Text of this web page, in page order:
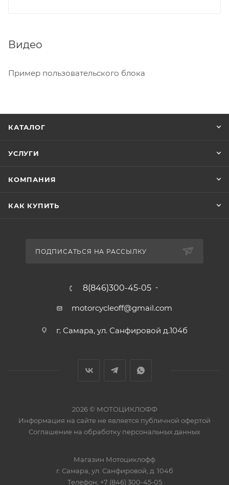
Видео
Пример пользовательского блока
КАТАЛОГ
УСЛУГИ
КОМПАНИЯ
КАК КУПИТЬ
ПОДПИСАТЬСЯ НА РАССЫЛКУ
8(846)300-45-05
motorcycleoff@gmail.com
г. Самара, ул. Санфировой д.104б
2026 © МОТОЦИКЛОФФ
Информация на сайте не является публичной офертой
Соглашение на обработку персональных данных
Магазин Мотоциклофф
г. Самара ул. Санфировой, д. 104б
Телефон: +7 (846) 300-45-05